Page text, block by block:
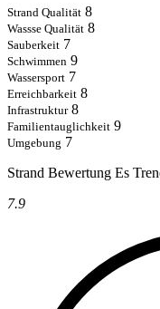
Strand Qualität 8
Wassse Qualität 8
Sauberkeit 7
Schwimmen 9
Wassersport 7
Erreichbarkeit 8
Infrastruktur 8
Familientauglichkeit 9
Umgebung 7
Strand Bewertung Es
7.9